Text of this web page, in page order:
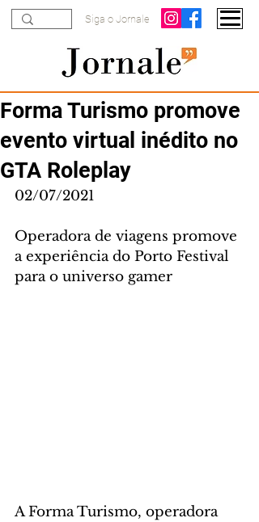
Siga o Jornale
Forma Turismo promove
evento virtual inédito no
GTA Roleplay
02/07/2021
Operadora de viagens promove
a experiência do Porto Festival
para o universo gamer
A Forma Turismo, operadora